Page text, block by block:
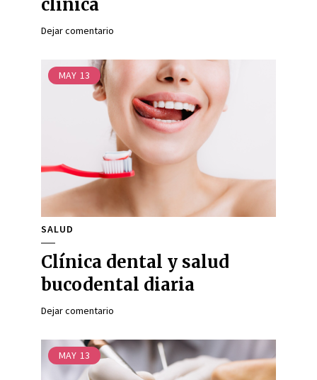
clínica
Dejar comentario
MAY 13
SALUD
Clínica dental y salud
bucodental diaria
Dejar comentario
MAY 13